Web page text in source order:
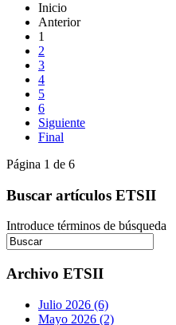
Inicio
Anterior
1
2
3
4
5
6
Siguiente
Final
Página 1 de 6
Buscar artículos ETSII
Introduce términos de búsqueda
Archivo ETSII
Julio 2026 (6)
Mayo 2026 (2)